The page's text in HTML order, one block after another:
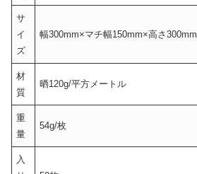
サ
イ
ズ
幅300mm×マチ幅150mm×高さ300mm
材
質
晒120g/平方メートル
重
量
54g/枚
入